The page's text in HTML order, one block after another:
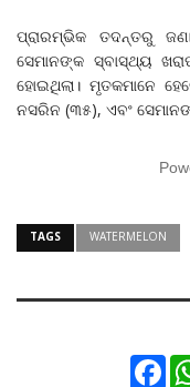
ପ୍ରାରମ୍ଭିକ ତଦନ୍ତରୁ
ସେମାନଙ୍କ ସ୍ବାସ୍ଥ୍ୟ
ହୋଇଥିଲା। ମୃତକମାନେ
ନସରିନ (୩୫), ଏବଂ
TAGS WATERMELON